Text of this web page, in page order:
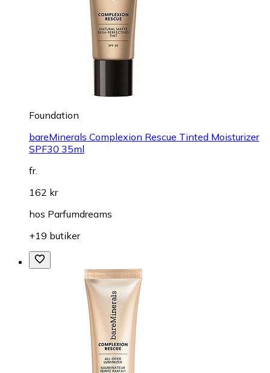
Foundation
bareMinerals Complexion Rescue Tinted Moisturizer
SPF30 35ml
fr.
162 kr
hos Parfumdreams
+19 butiker